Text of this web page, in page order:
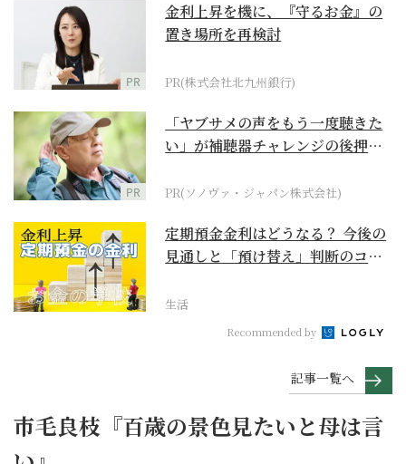
PR
金利上昇を機に、『守るお金』の
置き場所を再検討
PR(株式会社北九州銀行)
PR
「ヤブサメの声をもう一度聴きた
い」が補聴器チャレンジの後押し
PR(ソノヴァ・ジャパン株式会社)
定期預金金利はどうなる？ 今後の
見通しと「預け替え」判断のコツ
生活
Recommended by
記事一覧へ
市毛良枝『百歳の景色見たいと母は言